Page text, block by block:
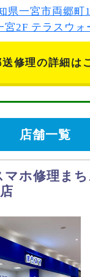
県一宮市両郷町
宮2F テラスウォ
送修理の詳細は
店舗一覧
マホ修理ま